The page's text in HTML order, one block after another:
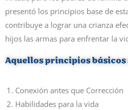
presentó los principios base de
contribuye a lograr una crianza
hijos las armas para enfrentar la
Aquellos principios básicos
Conexión antes que Corrección
Habilidades para la vida